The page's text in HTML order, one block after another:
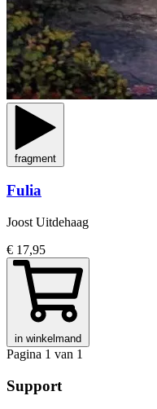
fragment
Fulia
Joost Uitdehaag
€ 17,95
in winkelmand
Pagina 1 van 1
Support